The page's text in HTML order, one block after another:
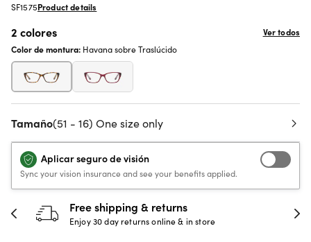
SF1575Product details
2 colores
Ver todos
Color de montura: Havana sobre Traslúcido
Tamaño(51 - 16) One size only
Aplicar seguro de visión
Sync your vision insurance and see your benefits applied.
30-day happiness guarantee
Full refund or replacement within 30 days